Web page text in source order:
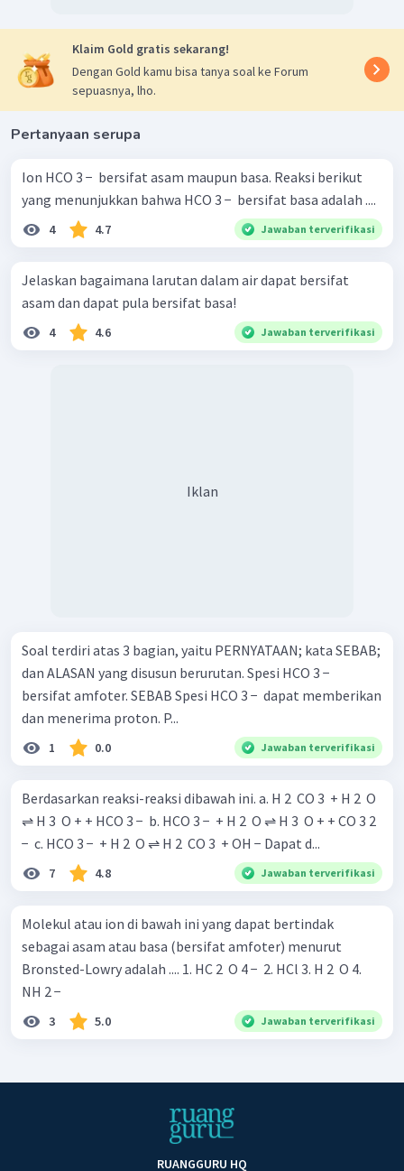
Klaim Gold gratis sekarang!
Dengan Gold kamu bisa tanya soal ke Forum
sepuasnya, lho.
Pertanyaan serupa
Ion HCO 3 − ​ bersifat asam maupun basa. Reaksi berikut
yang menunjukkan bahwa HCO 3 − ​ bersifat basa adalah ....
4 4.7 Jawaban terverifikasi
Jelaskan bagaimana larutan dalam air dapat bersifat
asam dan dapat pula bersifat basa!
4 4.6 Jawaban terverifikasi
Iklan
Soal terdiri atas 3 bagian, yaitu PERNYATAAN; kata SEBAB;
dan ALASAN yang disusun berurutan. Spesi HCO 3 − ​
bersifat amfoter. SEBAB Spesi HCO 3 − ​ dapat memberikan
dan menerima proton. P...
1 0.0 Jawaban terverifikasi
Berdasarkan reaksi-reaksi dibawah ini. a. H 2 ​ CO 3 ​ + H 2 ​ O
⇌ H 3 ​ O + + HCO 3 − ​ b. HCO 3 − ​ + H 2 ​ O ⇌ H 3 ​ O + + CO 3 2
− ​ c. HCO 3 − ​ + H 2 ​ O ⇌ H 2 ​ CO 3 ​ + OH − Dapat d...
7 4.8 Jawaban terverifikasi
Molekul atau ion di bawah ini yang dapat bertindak
sebagai asam atau basa (bersifat amfoter) menurut
Bronsted-Lowry adalah .... 1. HC 2 ​ O 4 − ​ 2. HCl 3. H 2 ​ O 4.
NH 2 − ​
3 5.0 Jawaban terverifikasi
RUANGGURU HQ